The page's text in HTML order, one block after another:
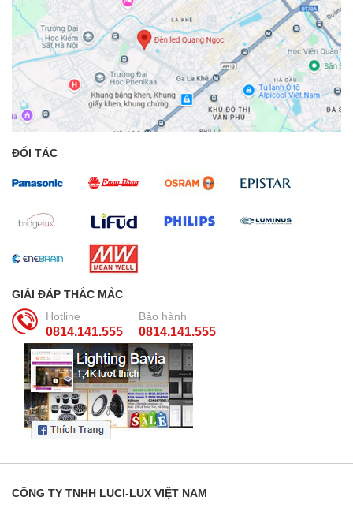
ĐỐI TÁC
GIẢI ĐÁP THẮC MẮC
Hotline
0814.141.555
Bảo hành
0814.141.555
CÔNG TY TNHH LUCI-LUX VIỆT NAM